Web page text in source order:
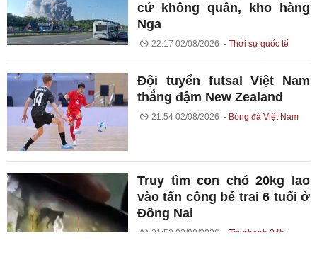
cứ không quân, kho hàng
Nga
22:17 02/08/2026 Thời sự quốc tế
Đội tuyển futsal Việt Nam
thắng đậm New Zealand
21:54 02/08/2026 Bóng đá Việt Nam
Truy tìm con chó 20kg lao
vào tấn công bé trai 6 tuổi ở
Đồng Nai
21:52 02/08/2026 Tin nhanh 24h